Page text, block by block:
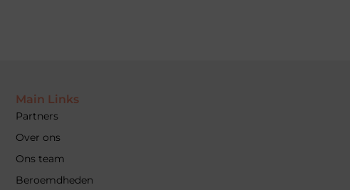
Main Links
Partners
Over ons
Ons team
Beroemdheden